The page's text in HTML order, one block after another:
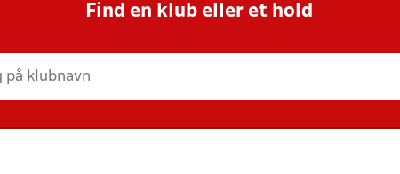
Find en klub eller et hold